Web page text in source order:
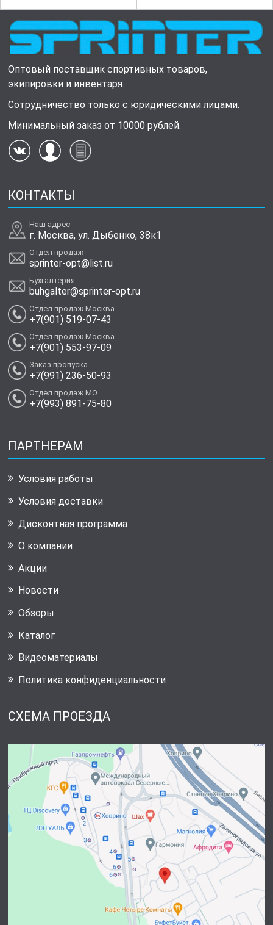
Оптовый поставщик спортивных товаров,
экипировки и инвентаря.
Сотрудничество только с юридическими лицами.
Минимальный заказ от 10000 рублей.
КОНТАКТЫ
Наш адрес
г. Москва, ул. Дыбенко, 38к1
Отдел продаж
sprinter-opt@list.ru
Бухгалтерия
buhgalter@sprinter-opt.ru
Отдел продаж Москва
+7(901) 519-07-43
Отдел продаж Москва
+7(901) 553-97-09
Заказ пропуска
+7(991) 236-50-93
Отдел продаж МО
+7(993) 891-75-80
ПАРТНЕРАМ
Условия работы
Условия доставки
Дисконтная программа
О компании
Акции
Новости
Обзоры
Каталог
Видеоматериалы
Политика конфиденциальности
СХЕМА ПРОЕЗДА